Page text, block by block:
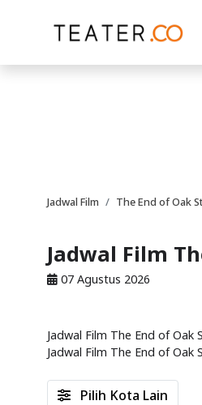
Jadwal Film The End of Oak
Jadwal Film
07 Agustus 2026
Jadwal Film The End of
Jadwal Film The End of
Pilih Kota Lain